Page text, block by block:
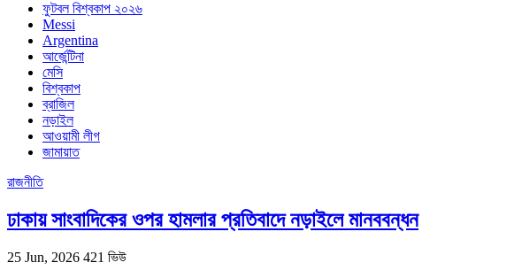
ফুটবল বিশ্বকাপ ২০২৬
Messi
Argentina
আর্জেন্টিনা
মেসি
বিশ্বকাপ
ব্রাজিল
নড়াইল
আওয়ামী লীগ
জামায়াত
রাজনীতি
ঢাকায় সাংবাদিকের ওপর হামলার প্রতিবাদে নড়াইলে মানববন্ধন
25 Jun, 2026 421 ভিউ